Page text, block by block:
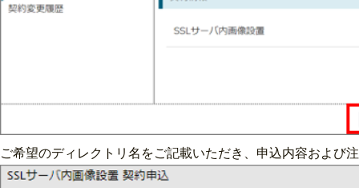
ご希望のディレクトリ名をご記載いただき、申込内容および